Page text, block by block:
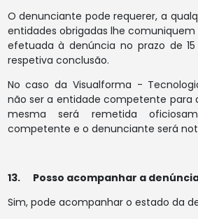
O denunciante pode requerer, a
entidades obrigadas lhe comuniquem
efetuada à denúncia no prazo de
respetiva conclusão.
No caso da Visualforma -
não ser a entidade competente para
mesma será remetida
competente e o denunciante será
13. Posso acompanhar a
Sim, pode acompanhar o estado da